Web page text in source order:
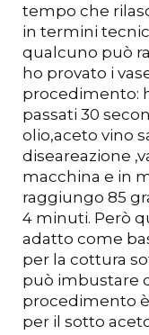
tempo che
in termini
qualcuno può
ho provato i
procedimento:
passati 30
olio,aceto vino
diseareazione
macchina e in
raggiungo 85
4 minuti. Però
adatto come
per la cottura
può imbustare
procedimento
per il sotto